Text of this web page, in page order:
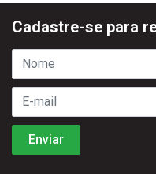
Cadastre-se para